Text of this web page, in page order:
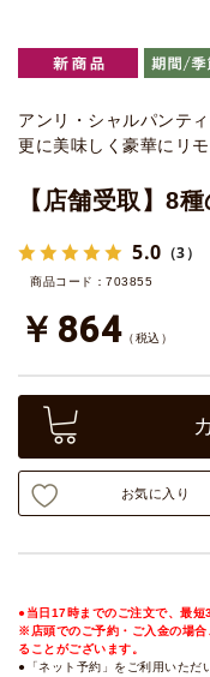
アンリ・シャルパンテ
更に美味しく豪華にリ
【店舗受取】8
5.0 （3）
商品コード：703855
￥864 （税込）
お気に入り
●当日17時までのご注文で、最短
※店頭でのご予約・ご入金の場
ることがございます。
●「ネット予約」をご利用いただ